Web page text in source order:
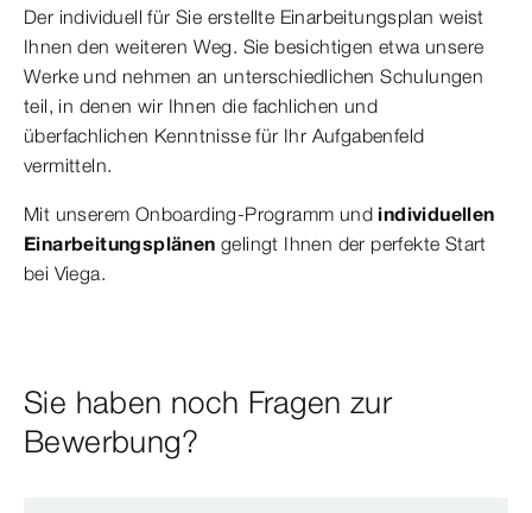
Der individuell für Sie erstellte Einarbeitungsplan weist
Ihnen den weiteren Weg. Sie besichtigen etwa unsere
Werke und nehmen an unterschiedlichen Schulungen
teil, in denen wir Ihnen die fachlichen und
überfachlichen Kenntnisse für Ihr Aufgabenfeld
vermitteln.
Mit unserem Onboarding-Programm und individuellen
Einarbeitungsplänen gelingt Ihnen der perfekte Start
bei Viega.
Sie haben noch Fragen zur
Bewerbung?